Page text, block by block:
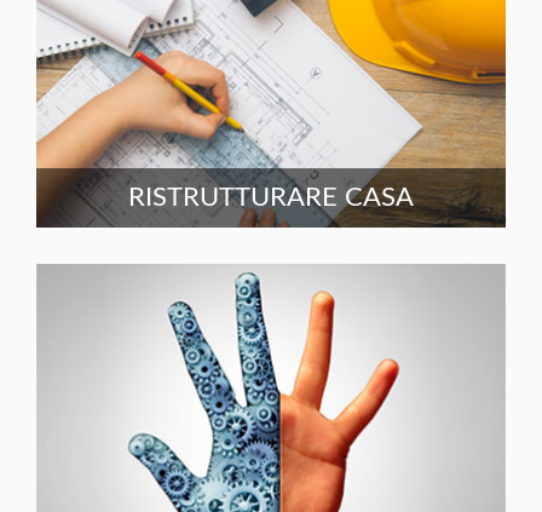
RISTRUTTURARE CASA